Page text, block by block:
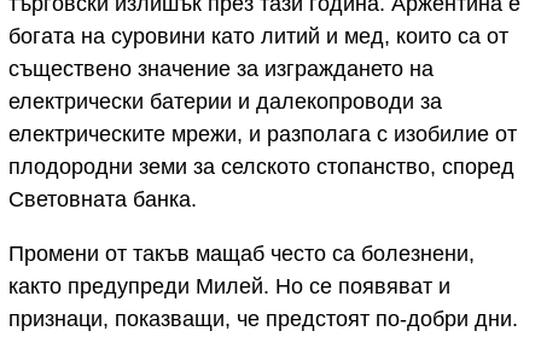
богата на суровини като литий и мед, които са от
съществено значение за изграждането на
електрически батерии и далекопроводи за
електрическите мрежи, и разполага с изобилие от
плодородни земи за селското стопанство, според
Световната банка.
Промени от такъв мащаб често са болезнени,
както предупреди Милей. Но се появяват и
признаци, показващи, че предстоят по-добри дни.